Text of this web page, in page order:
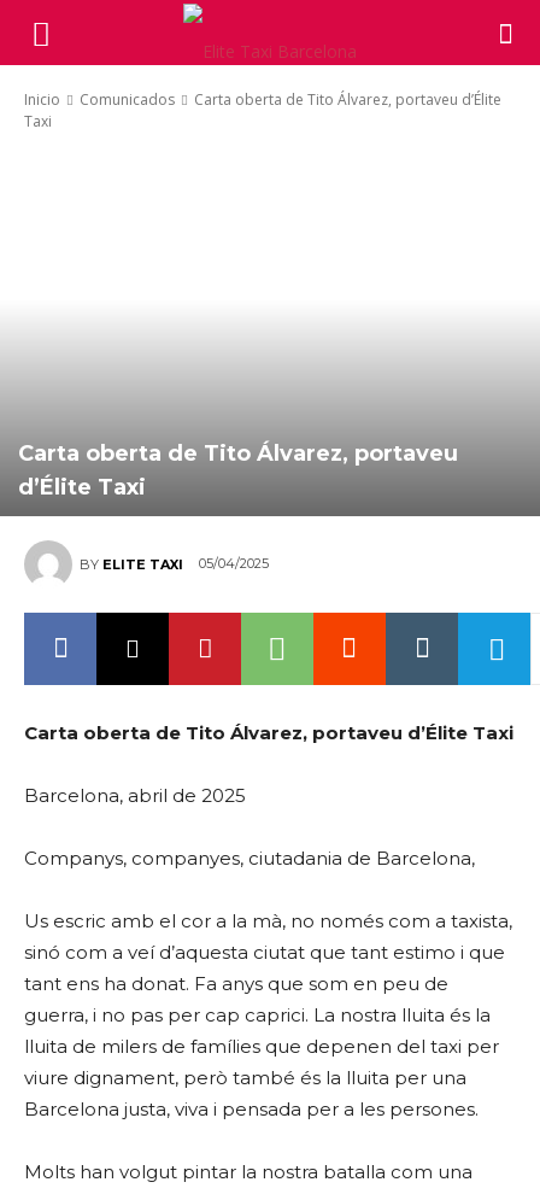
Inicio Comunicados
Carta oberta de Tito Álvarez, portaveu d’Élite
Taxi
Carta oberta de Tito Álvarez, portaveu
d’Élite Taxi
BY ELITE TAXI 05/04/2025
Carta oberta de Tito Álvarez, portaveu d’Élite Taxi
Barcelona, abril de 2025
Companys, companyes, ciutadania de Barcelona,
Us escric amb el cor a la mà, no només com a taxista,
sinó com a veí d’aquesta ciutat que tant estimo i que
tant ens ha donat. Fa anys que som en peu de
guerra, i no pas per cap caprici. La nostra lluita és la
lluita de milers de famílies que depenen del taxi per
viure dignament, però també és la lluita per una
Barcelona justa, viva i pensada per a les persones.
Molts han volgut pintar la nostra batalla com una